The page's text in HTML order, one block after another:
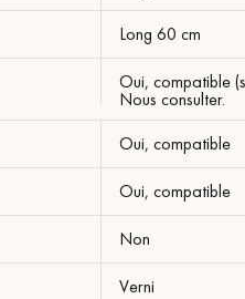
Long 60 cm
Oui, compatible
Nous consulter.
Oui, compatible
Oui, compatible
Non
Verni